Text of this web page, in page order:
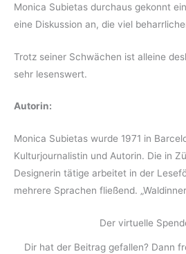
Monica Subietas durchaus gekonnt
eine Diskussion an, die viel
Trotz seiner Schwächen ist alleine
sehr lesenswert.
Autorin:
Monica Subietas wurde 1971 in
Kulturjournalistin und Autorin. Die in
Designerin tätige arbeitet in der
mehrere Sprachen fließend.
Der virtuelle
Dir hat der Beitrag gefallen? Dann